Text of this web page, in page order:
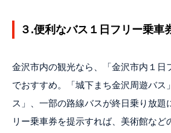
３.便利なバス１日フリー乗車
金沢市内の観光なら、「金沢市内１日
でおすすめ。「城下まち金沢周遊バス
ス」、一部の路線バスが終日乗り放題
リー乗車券を提示すれば、美術館など